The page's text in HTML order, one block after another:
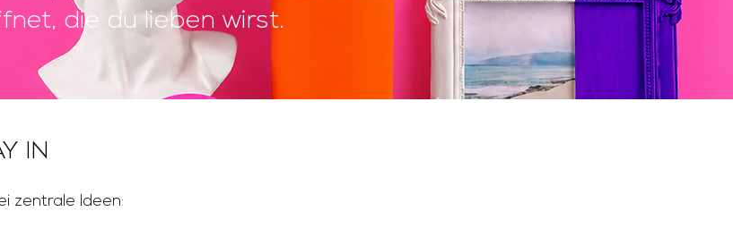
die du lieben wirst.
IN
zentrale Ideen: